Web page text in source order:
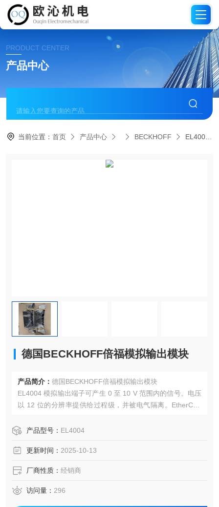
PRODUCT CENTER
产品中心
当前位置：首页 产品中心 BECKHOFF EL4004德国BECKHOFF倍福模拟输出模块
德国BECKHOFF倍福模拟输出模块
产品简介： 德国BECKHOFF倍福模拟输出模块
EL4004 模拟输出端子可产生 0 至 10 V 范围内的信号。电压
以 12 位的分辨率提供给过程级，并被电气隔离。EtherCAT
道。输出级由24 V电源供电。EtherCAT 终端的信号状态由发
产品型号： EL4004
更新时间： 2025-10-13
厂商性质： 经销商
访问量： 296